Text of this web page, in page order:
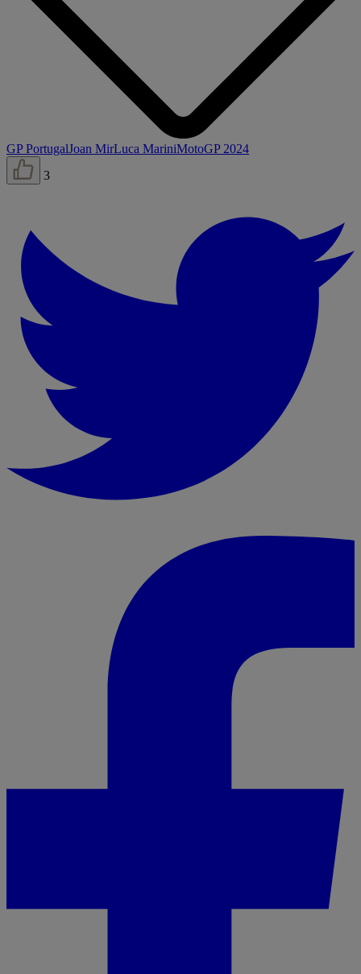
GP PortugalJoan MirLuca MariniMotoGP 2024
3